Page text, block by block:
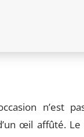
n’est
œil affûté.